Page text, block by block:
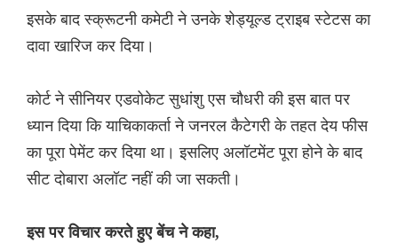
इसके बाद स्क्रूटनी कमेटी ने उनके शेड्यूल्ड ट्राइब स्टेटस का
दावा खारिज कर दिया।
कोर्ट ने सीनियर एडवोकेट सुधांशु एस चौधरी की इस बात पर
ध्यान दिया कि याचिकाकर्ता ने जनरल कैटेगरी के तहत देय फीस
का पूरा पेमेंट कर दिया था। इसलिए अलॉटमेंट पूरा होने के बाद
सीट दोबारा अलॉट नहीं की जा सकती।
इस पर विचार करते हुए बेंच ने कहा,